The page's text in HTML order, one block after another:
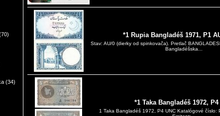
(34)
*1 Rupia Bangladéš 1971, P1
Stav: AU/0 (dierky od spinkovača). Pretlač
Bangladéšska...
*1 Taka Bangladéš 1972, P4
1 Taka Bangladéš 1972, P4 UNC Katalógové číslo: